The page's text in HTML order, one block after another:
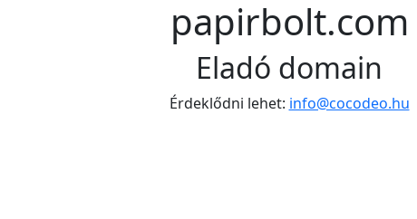
papirbolt.com
Eladó domain
Érdeklődni lehet: info@cocodeo.hu